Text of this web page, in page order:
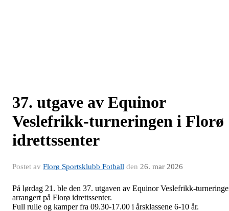
37. utgave av Equinor
Veslefrikk-turneringen i Florø
idrettssenter
Postet av Florø Sportsklubb Fotball den 26. mar 2026
På lørdag 21. ble den 37. utgaven av Equinor Veslefrikk-
arrangert på Florø idrettssenter.
Full rulle og kamper fra 09.30-17.00 i årsklassene 6-10 år.